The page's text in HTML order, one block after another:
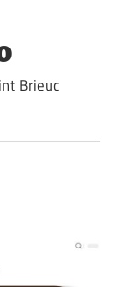
Brieuc